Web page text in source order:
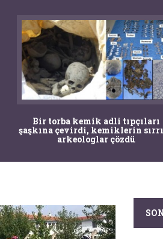
Bir torba kemik adli tıpçıları
şaşkına çevirdi, kemiklerin
arkeologlar çözdü